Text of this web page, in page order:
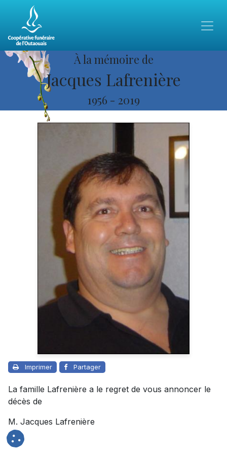
À la mémoire de
Jacques Lafrenière
1956 - 2019
Imprimer Partager
La famille Lafrenière a le regret de vous annoncer le
décès de
M. Jacques Lafrenière